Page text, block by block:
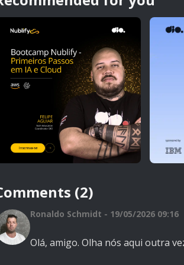
(2)
Ronaldo Schmidt - 19/05/2026 09:16
Olá, amigo. Olha nós aqui outra